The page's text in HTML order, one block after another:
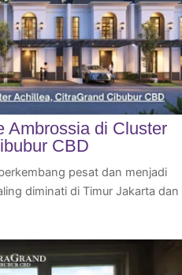
Ambrossia di Cluster
CBD
pesat dan menjadi
diminati di Timur Jakarta dan